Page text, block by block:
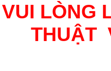
VUI LÒNG
THUẬT